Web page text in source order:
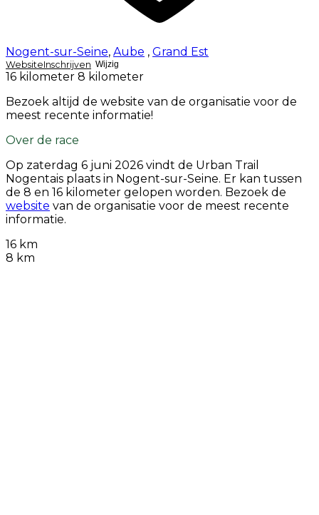
Nogent-sur-Seine, Aube , Grand Est
WebsiteInschrijven Wijzig
16 kilometer 8 kilometer
Bezoek altijd de website van de organisatie voor de
meest recente informatie!
Over de race
Op zaterdag 6 juni 2026 vindt de Urban Trail
Nogentais plaats in Nogent-sur-Seine. Er kan tussen
de 8 en 16 kilometer gelopen worden. Bezoek de
website van de organisatie voor de meest recente
informatie.
16 km
8 km